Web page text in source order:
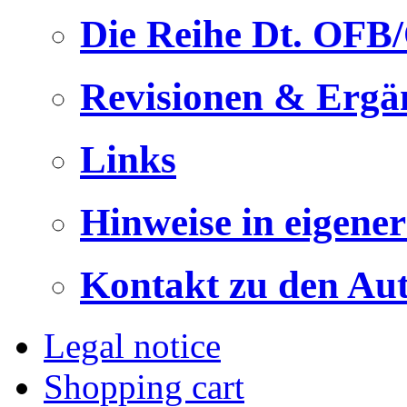
Die Reihe Dt.
Revisionen &
Links
Hinweise in
Kontakt zu den
Legal notice
Shopping cart